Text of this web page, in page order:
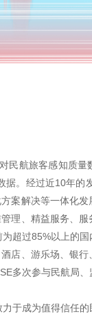
民航旅客感知质量
。经过近10年的
案解决等一体化
理、精益服务、服
超过85%以上的
店、游乐场、银
多次参与民航局
于成为值得信任的